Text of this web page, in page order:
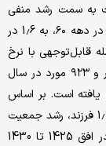
به سمت رشد منفی
جمعیت است. نرخ باروری از 6.5 فرزند به ازای هر زن در دهه ۶۰، به 1.6 در
است که فاصله قابل‌توجهی با نرخ
جانشینی 2.1 دارد. همزمان تعداد تولدها از ۹۷۹ هزار و ۹۲۳ مورد در سال
و ۲۶۸ مورد در سال ۱۴۰۴ کاهش یافته است. بر اساس
برآوردهای مرکز آمار، در صورت تداوم نرخ جانشینی 1.3 فرزند، رشد جمعیت
که در بازه 1405 تا 1410 معادل 0.46 درصد است، در افق 1425 تا 1430